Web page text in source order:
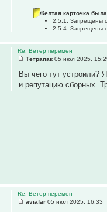
Желтая карточка
2.5.1. Запрещены
2.5.4. Запрещены
Re: Ветер перемен
Тетрапак 05 июл 2025,
Вы чего тут устроили?
и репутацию сборных.
Re: Ветер перемен
aviafar 05 июл 2025, 16:33